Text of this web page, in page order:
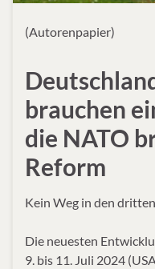
(Autorenpapier)
brauchen
die NATO
Reform
Kein Weg in den
Die neuesten
9. bis 11. Juli 2024